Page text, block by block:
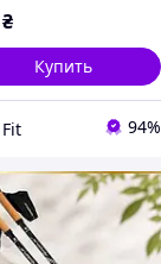
₴
Купить
94%